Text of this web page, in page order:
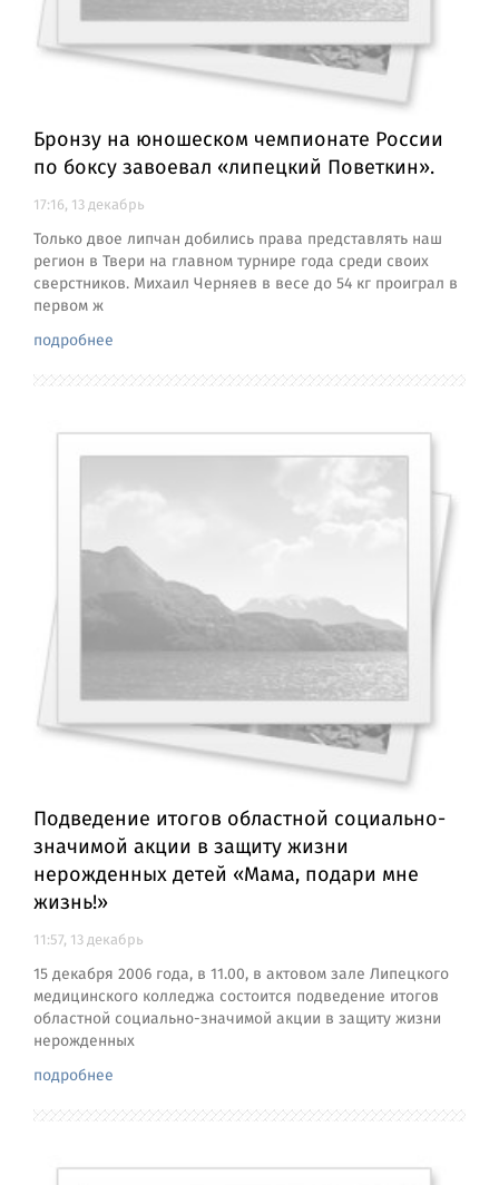
Бронзу на юношеском чемпионате России
по боксу завоевал «липецкий Поветкин».
17:16, 13 декабрь
Только двое липчан добились права представлять наш
регион в Твери на главном турнире года среди своих
сверстников. Михаил Черняев в весе до 54 кг проиграл в
первом ж
подробнее
Подведение итогов областной социально-
значимой акции в защиту жизни
нерожденных детей «Мама, подари мне
жизнь!»
11:57, 13 декабрь
15 декабря 2006 года, в 11.00, в актовом зале Липецкого
медицинского колледжа состоится подведение итогов
областной социально-значимой акции в защиту жизни
нерожденных
подробнее